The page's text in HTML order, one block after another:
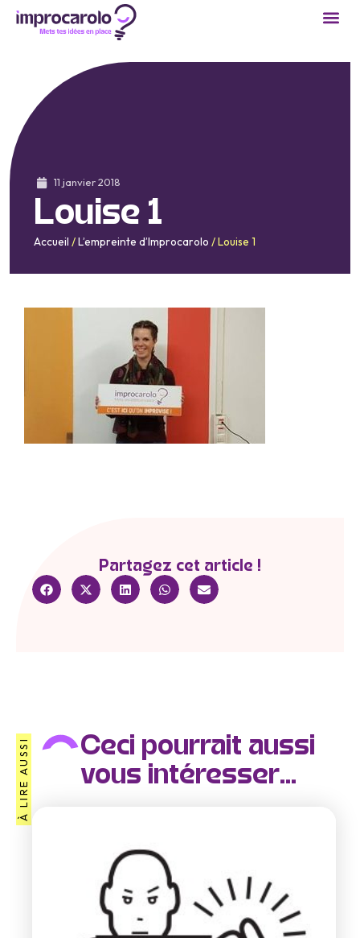
11 janvier 2018
Louise 1
Accueil /L’empreinte d’Improcarolo /Louise 1
Partagez cet article !
À LIRE AUSSI
Ceci pourrait aussi
vous intéresser...